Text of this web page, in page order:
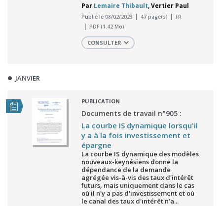
Par Lemaire Thibault,Vertier Paul
Publié le 08/02/2023 47 page(s)
FR
PDF (1.42 Mo)
CONSULTER
JANVIER
PUBLICATION
Documents de travail n°905 :
La courbe IS dynamique lorsqu'il
y a à la fois investissement et
épargne
La courbe IS dynamique des modèles
nouveaux-keynésiens donne la
dépendance de la demande
agrégée vis-à-vis des taux d'intérêt
futurs, mais uniquement dans le cas
où il n'y a pas d'investissement et où
le canal des taux d'intérêt n’a...